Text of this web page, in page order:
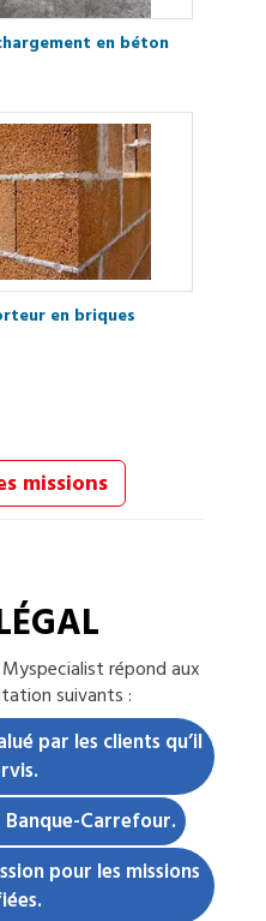
en béton
en briques
missions
répond aux
suivants :
par les clients qu’il
Carrefour.
pour les missions